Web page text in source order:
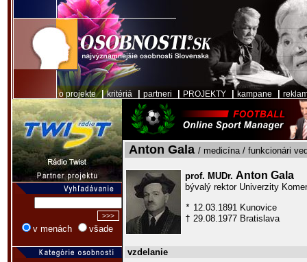
o projekte|kritériá partneri PROJEKTY kampane
v menách všade
Anton Gala / medicína / funkcionári
prof. MUDr. Anton Gala
bývalý rektor Univerzity
* 12.03.1891 Kunovice
† 29.08.1977 Bratislava
vzdelanie